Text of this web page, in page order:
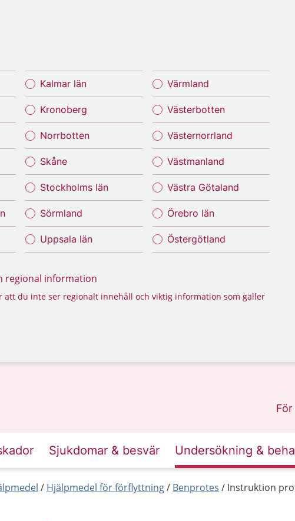
Kalmar län
Kronoberg
Norrbotten
Skåne
Stockholms län
Sörmland
Uppsala län
Värmland
Västerbotten
Västernorrland
Västmanland
Västra Götaland
Örebro län
Östergötland
regional information
att du inte ser regionalt innehåll och viktig information som gäller
Sjukdomar & besvär Undersökning &
Hjälpmedel för förflyttning Benprotes Instruktion